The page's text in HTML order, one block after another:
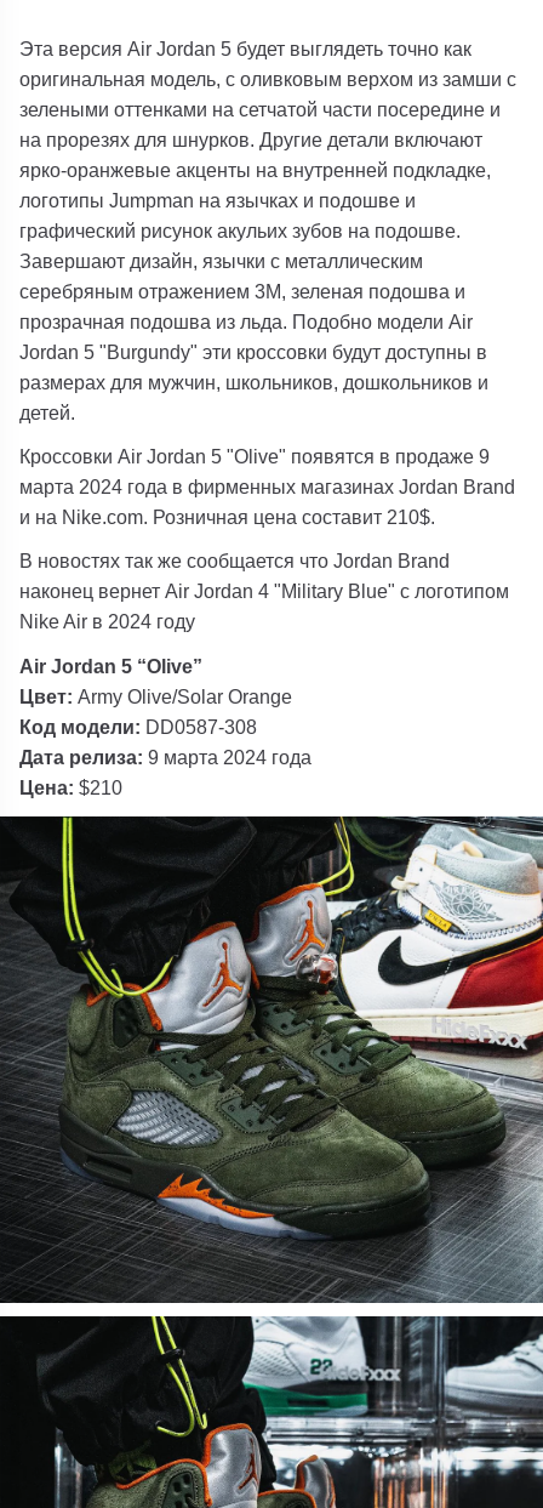
Эта версия Air Jordan 5 будет выглядеть точно как
оригинальная модель, с оливковым верхом из замши с
зелеными оттенками на сетчатой части посередине и
на прорезях для шнурков. Другие детали включают
ярко-оранжевые акценты на внутренней подкладке,
логотипы Jumpman на язычках и подошве и
графический рисунок акульих зубов на подошве.
Завершают дизайн, язычки с металлическим
серебряным отражением 3M, зеленая подошва и
прозрачная подошва из льда. Подобно модели Air
Jordan 5 "Burgundy" эти кроссовки будут доступны в
размерах для мужчин, школьников, дошкольников и
детей.
Кроссовки Air Jordan 5 "Olive" появятся в продаже 9
марта 2024 года в фирменных магазинах Jordan Brand
и на Nike.com. Розничная цена составит 210$.
В новостях так же сообщается что Jordan Brand
наконец вернет Air Jordan 4 "Military Blue" с логотипом
Nike Air в 2024 году
Air Jordan 5 “Olive”
Цвет: Army Olive/Solar Orange
Код модели: DD0587-308
Дата релиза: 9 марта 2024 года
Цена: $210